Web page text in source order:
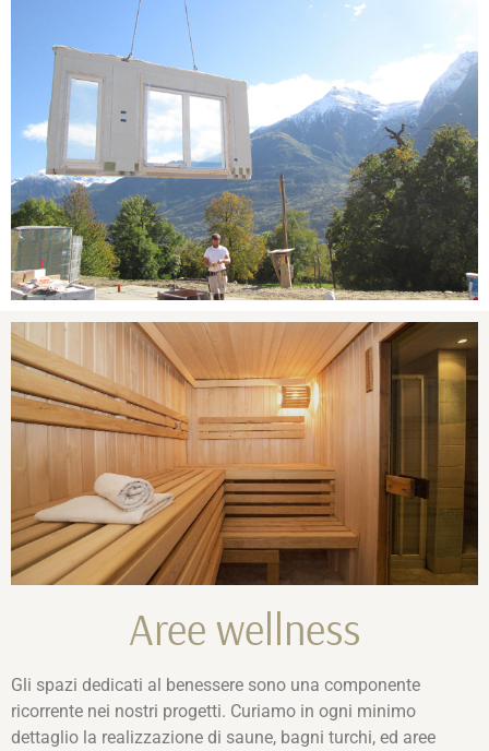
Aree wellness
Gli spazi dedicati al benessere sono una componente
ricorrente nei nostri progetti. Curiamo in ogni minimo
dettaglio la realizzazione di saune, bagni turchi, ed aree